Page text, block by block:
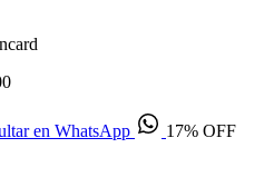
en WhatsApp 17% OFF